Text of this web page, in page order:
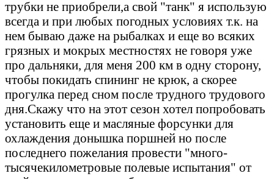
трубки не приобрели,а свой "танк" я использую
всегда и при любых погодных условиях т.к. на
нем бываю даже на рыбалках и еще во всяких
грязных и мокрых местностях не говоря уже
про дальняки, для меня 200 км в одну сторону,
чтобы покидать спининг не крюк, а скорее
прогулка перед сном после трудного трудового
дня.Скажу что на этот сезон хотел попробовать
установить еще и масляные форсунки для
охлаждения донышка поршней но после
последнего пожелания провести "много-
тысячекилометровые полевые испытания" от